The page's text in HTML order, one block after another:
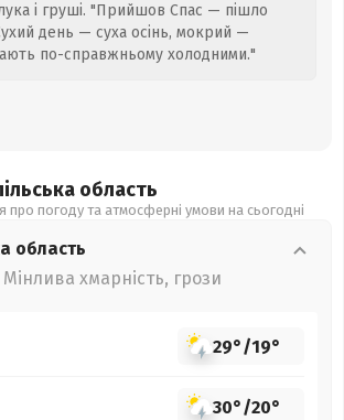
і груші. "Прийшов Спас — пішло
день — суха осінь, мокрий —
по-справжньому холодними."
область
про погоду та атмосферні умови на сьогодні
область
Мінлива хмарність, грози
29°/19°
30°/20°